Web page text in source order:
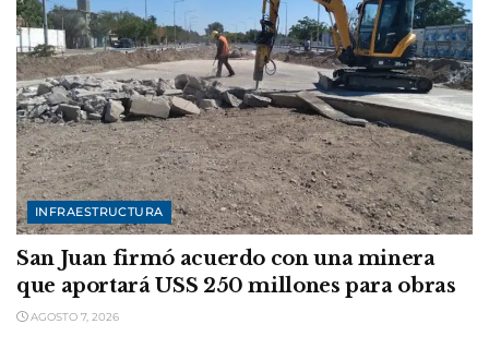
INFRAESTRUCTURA
San Juan firmó acuerdo con una minera
que aportará USS 250 millones para obras
AGOSTO 7, 2026